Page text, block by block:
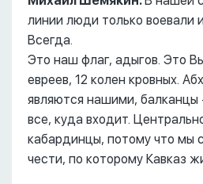
линии люди только воевали
Всегда.
Это наш флаг, адыгов. Это
евреев, 12 колен кровных.
являются нашими, балканцы
все, куда входит.
кабардинцы, потому что мы
чести, по которому Кавказ